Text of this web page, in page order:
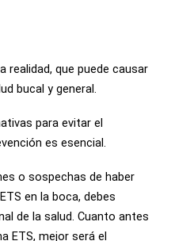
realidad, que puede causar
bucal y general.
para evitar el
es esencial.
o sospechas de haber
en la boca, debes
de la salud. Cuanto antes
ETS, mejor será el